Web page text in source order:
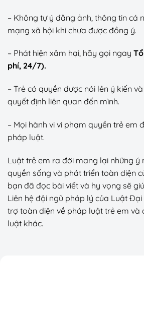
– Không tự ý đăng ảnh, thông tin cá
mạng xã hội khi chưa được đồng ý.
– Phát hiện xâm hại, hãy gọi ngay
phí, 24/7).
– Trẻ có quyền được nói lên ý kiến
quyết định liên quan đến mình.
– Mọi hành vi vi phạm quyền trẻ em
pháp luật.
Luật trẻ em ra đời mang lại những ý
quyền sống và phát triển toàn diện
bạn đã đọc bài viết và hy vọng sẽ
Liên hệ đội ngũ pháp lý của Luật
trợ toàn diện về pháp luật trẻ em và
luật khác.